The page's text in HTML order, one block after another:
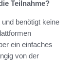
Teilnahme?
benötigt keine
ein einfaches
von der